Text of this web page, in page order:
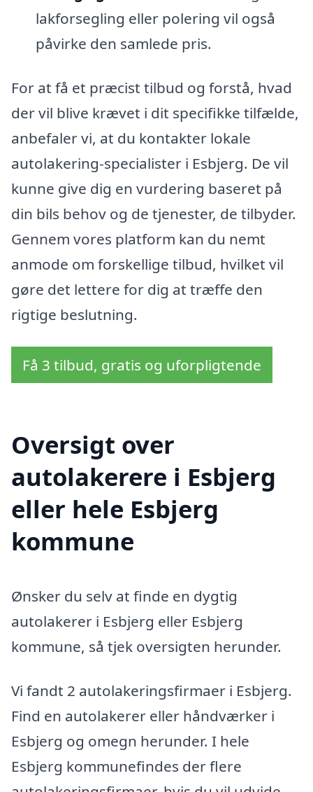
lakforsegling eller polering vil også
påvirke den samlede pris.
For at få et præcist tilbud og forstå, hvad
der vil blive krævet i dit specifikke tilfælde,
anbefaler vi, at du kontakter lokale
autolakering-specialister i Esbjerg. De vil
kunne give dig en vurdering baseret på
din bils behov og de tjenester, de tilbyder.
Gennem vores platform kan du nemt
anmode om forskellige tilbud, hvilket vil
gøre det lettere for dig at træffe den
rigtige beslutning.
Få 3 tilbud, gratis og uforpligtende
Oversigt over
autolakerere i Esbjerg
eller hele Esbjerg
kommune
Ønsker du selv at finde en dygtig
autolakerer i Esbjerg eller Esbjerg
kommune, så tjek oversigten herunder.
Vi fandt 2 autolakeringsfirmaer i Esbjerg.
Find en autolakerer eller håndværker i
Esbjerg og omegn herunder. I hele
Esbjerg kommunefindes der flere